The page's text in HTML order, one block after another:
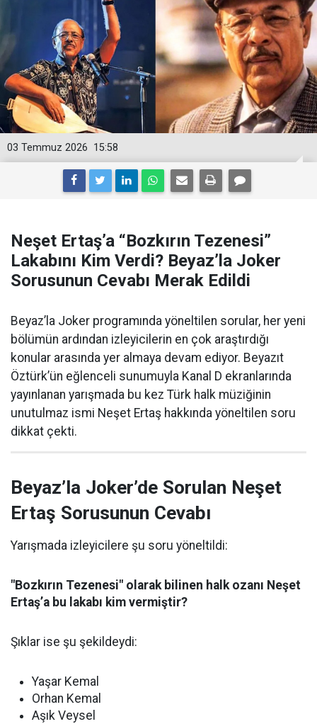
15:58
03 Temmuz 2026
Neşet Ertaş’a “Bozkırın Tezenesi”
Lakabını Kim Verdi? Beyaz’la Joker
Sorusunun Cevabı Merak Edildi
Beyaz’la Joker programında yöneltilen sorular, her yeni
bölümün ardından izleyicilerin en çok araştırdığı
konular arasında yer almaya devam ediyor. Beyazıt
Öztürk’ün eğlenceli sunumuyla Kanal D ekranlarında
yayınlanan yarışmada bu kez Türk halk müziğinin
unutulmaz ismi Neşet Ertaş hakkında yöneltilen soru
dikkat çekti.
Beyaz’la Joker’de Sorulan Neşet
Ertaş Sorusunun Cevabı
Yarışmada izleyicilere şu soru yöneltildi:
"Bozkırın Tezenesi" olarak bilinen halk ozanı Neşet
Ertaş’a bu lakabı kim vermiştir?
Şıklar ise şu şekildeydi:
Yaşar Kemal
Orhan Kemal
Aşık Veysel